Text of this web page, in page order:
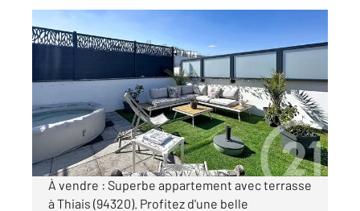
THIAIS 94
84,42 m2, 4 pièces
Appartement F4 à vendre
431 500 €
Visiter le site dédié
À vendre : Superbe appartement avec terrasse
à Thiais (94320). Profitez d'une belle